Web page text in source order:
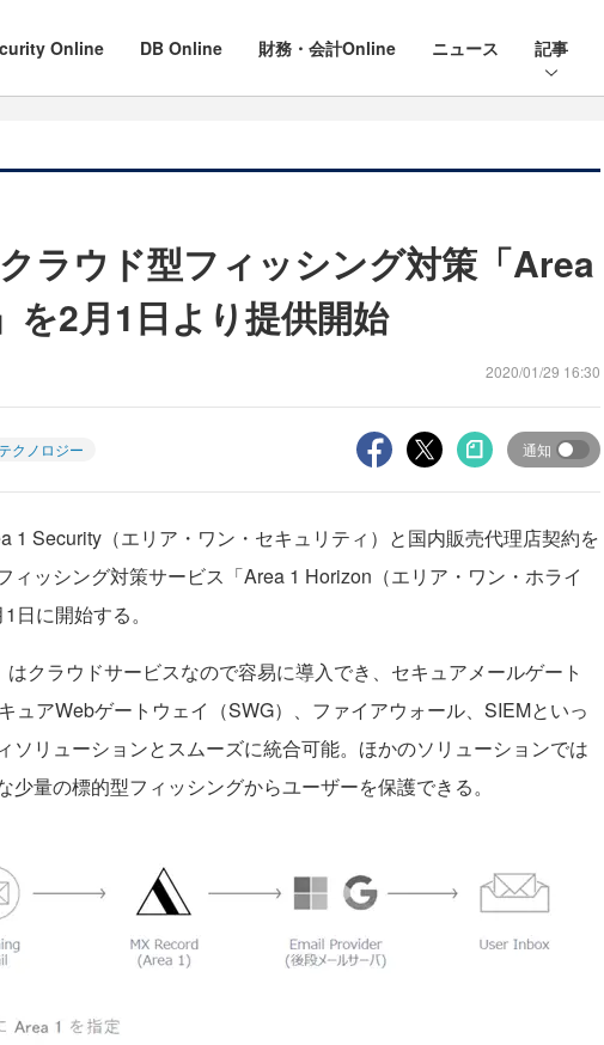
Online DB Online 財務・会計Online ニュース 記事
ラウド型フィッシング対策「Area
を2月1日より提供開始
2020/01/29 16:30
クノロジー 通知
1 Security（エリア・ワン・セキュリティ）と国内販売代理店契約を
ィッシング対策サービス「Area 1 Horizon（エリア・ワン・ホライ
日に開始する。
クラウドサービスなので容易に導入でき、セキュアメールゲート
ュアWebゲートウェイ（SWG）、ファイアウォール、SIEMといっ
ソリューションとスムーズに統合可能。ほかのソリューションでは
少量の標的型フィッシングからユーザーを保護できる。